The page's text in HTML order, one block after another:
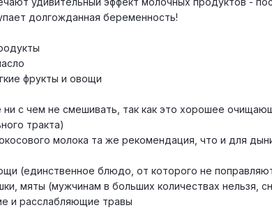
долгожданная беременность!
фрукты и овощи
ни с чем не смешивать, так как это хорошее
тракта)
молока та же рекомендация, что и для
(единственное блюдо, от которого не
мяты (мужчинам в больших количествах нельзя,
и расслабляющие травы